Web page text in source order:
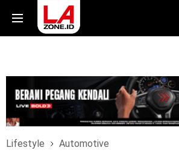
Lifestyle Automotive